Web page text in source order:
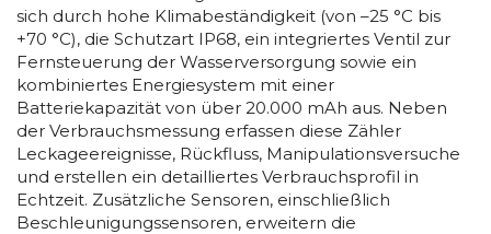
sich durch hohe Klimabeständigkeit (von –25 °C bis
+70 °C), die Schutzart IP68, ein integriertes Ventil zur
Fernsteuerung der Wasserversorgung sowie ein
kombiniertes Energiesystem mit einer
Batteriekapazität von über 20.000 mAh aus. Neben
der Verbrauchsmessung erfassen diese Zähler
Leckageereignisse, Rückfluss, Manipulationsversuche
und erstellen ein detailliertes Verbrauchsprofil in
Echtzeit. Zusätzliche Sensoren, einschließlich
Beschleunigungssensoren, erweitern die